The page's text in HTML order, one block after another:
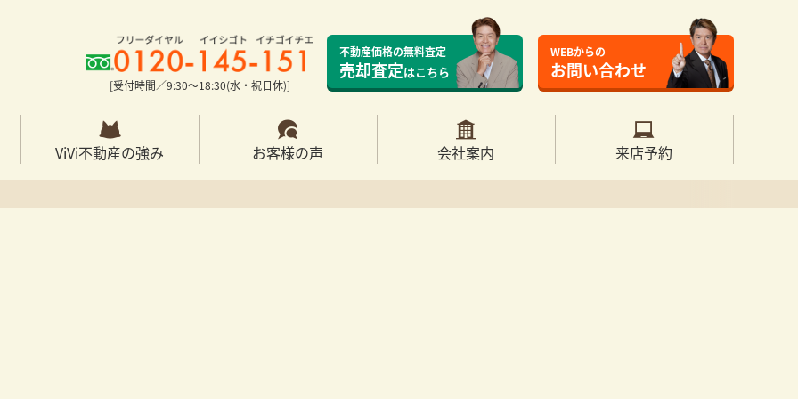
[受付時間／9:30〜18:30(水・祝日休)]
不動産価格の無料査定
売却査定はこちら
WEBからの
お問い合わせ
ViVi不動産の強み お客様の声 会社案内 来店予約